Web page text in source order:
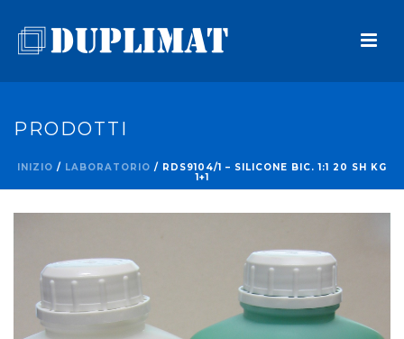
PRODOTTI
INIZIO / LABORATORIO / RDS9104/1 – SILICONE BIC. 1:1 20 SH KG
1+1